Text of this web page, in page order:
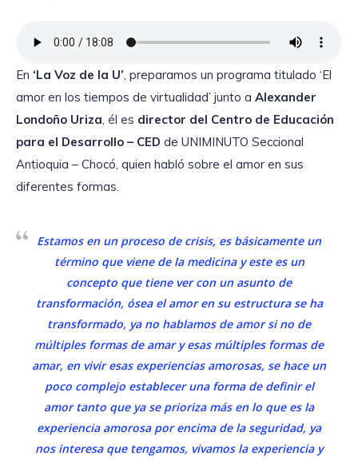
En ‘La Voz de la U’ , preparamos un programa titulado ‘El
amor en los tiempos de virtualidad’ junto a Alexander
Londoño Uriza , él es director del Centro de Educación
para el Desarrollo – CED de UNIMINUTO Seccional
Antioquia – Chocó, quien habló sobre el amor en sus
diferentes formas.
Estamos en un proceso de crisis, es básicamente un
término que viene de la medicina y este es un
concepto que tiene ver con un asunto de
transformación, ósea el amor en su estructura se ha
transformado, ya no hablamos de amor si no de
múltiples formas de amar y esas múltiples formas de
amar, en vivir esas experiencias amorosas, se hace un
poco complejo establecer una forma de definir el
amor tanto que ya se prioriza más en lo que es la
experiencia amorosa por encima de la seguridad, ya
nos interesa que tengamos, vivamos la experiencia y